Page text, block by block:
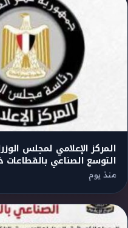
المركز الإعلامي لمجلس
التوسع الصناعي بالقطاعات
منذ يوم